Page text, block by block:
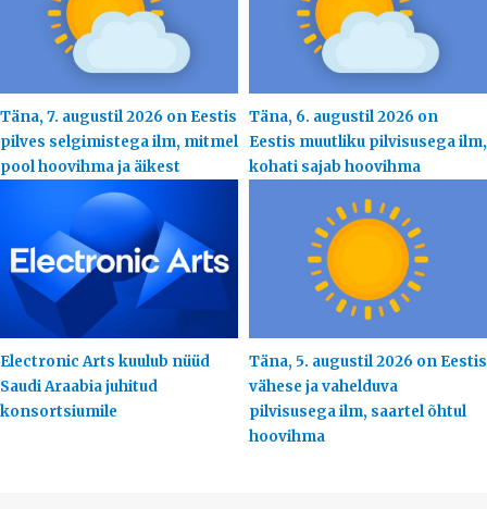
Täna, 7. augustil 2026 on Eestis
pilves selgimistega ilm, mitmel
pool hoovihma ja äikest
Täna, 6. augustil 2026 on
Eestis muutliku pilvisusega ilm,
kohati sajab hoovihma
Electronic Arts kuulub nüüd
Saudi Araabia juhitud
konsortsiumile
Täna, 5. augustil 2026 on Eestis
vähese ja vahelduva
pilvisusega ilm, saartel õhtul
hoovihma